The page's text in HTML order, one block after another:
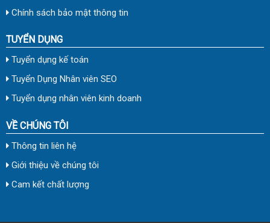
Chính sách bảo mật thông tin
TUYỂN DỤNG
Tuyển dụng kế toán
Tuyển Dụng Nhân viên SEO
Tuyển dụng nhân viên kinh doanh
VỀ CHÚNG TÔI
Thông tin liên hệ
Giới thiệu về chúng tôi
Cam kết chất lượng